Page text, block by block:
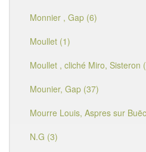
Monnier , Gap (6)
Moullet (1)
Moullet , cliché Miro, Sisteron
Mounier, Gap (37)
Mourre Louis, Aspres sur
N.G (3)